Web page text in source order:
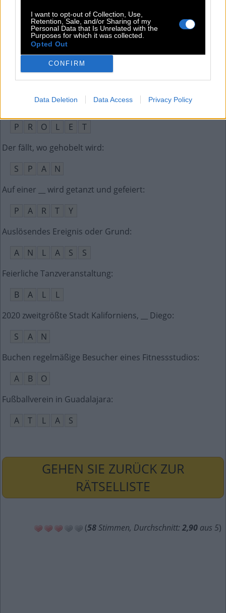
I want to opt-out of Collection, Use,
Retention, Sale, and/or Sharing of my
Personal Data that Is Unrelated with the
Purposes for which it was collected.
Opted Out
CONFIRM
Data Deletion Data Access Privacy Policy
Domkapitelvorstand in der katholischen Kirche:
R O P
Akronym für die New York Fashion Week
Angehöriger der Arbeiterklasse:
P
R O L E
T
Der fällt, wo gehobelt wird:
S
P A
N
Auf einer __ wird getanzt und gefeiert:
P
A R T
Y
Auslösendes Ereignis oder Grund:
A
N L A S
S
Feierliche Tanzveranstaltung:
B
A L
L
2020 zweitgrößte Stadt Kaliforniens, __ Diego:
S
A
N
Buchen regelmäßige Besucher eines Fitnessstudios:
A
B
O
Fußballverein in Guadalajara:
A
T L A S
GEHEN SIE ZURÜCK ZUR
RÄTSELLISTE
(58Stimmen, Durchschnitt: 2,90 aus 5)